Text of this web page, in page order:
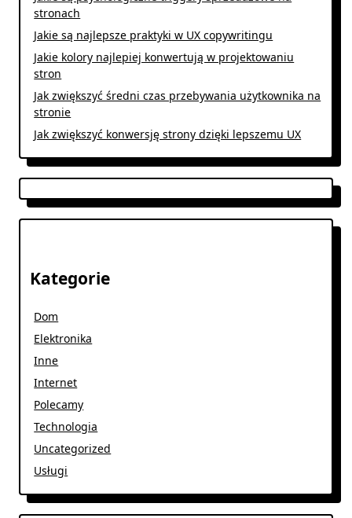
stronach
Jakie są najlepsze praktyki w UX copywritingu
Jakie kolory najlepiej konwertują w projektowaniu
stron
Jak zwiększyć średni czas przebywania użytkownika na
stronie
Jak zwiększyć konwersję strony dzięki lepszemu UX
Kategorie
Dom
Elektronika
Inne
Internet
Polecamy
Technologia
Uncategorized
Usługi